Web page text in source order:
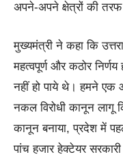
अपने-अपने क्षेत्रों की
मुख्यमंत्री ने कहा कि
महत्वपूर्ण और कठोर
नहीं हो पाये थे। हमने
नकल विरोधी कानून लागू
कानून बनाया, प्रदेश में
पांच हजार हेक्टेयर